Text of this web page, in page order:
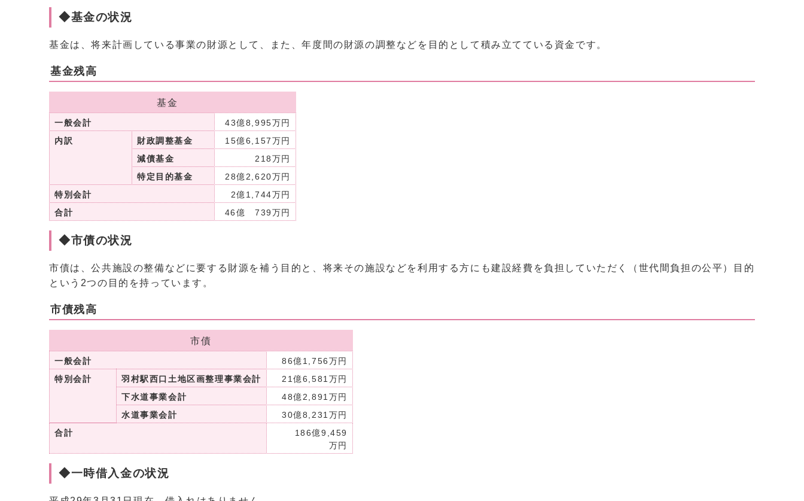
◆基金の状況
基金は、将来計画している事業の財源として、また、年度間の財源の調整などを目的として積み立てている資金です。
基金残高
基金
一般会計
43億8,995万円
内訳
財政調整基金
15億6,157万円
減債基金
218万円
特定目的基金
28億2,620万円
特別会計
2億1,744万円
合計
46億 739万円
◆市債の状況
市債は、公共施設の整備などに要する財源を補う目的と、将来その施設などを利用する方にも建設経費を負担していただく（世代間負担の公平）目的
という2つの目的を持っています。
市債残高
市債
一般会計
86億1,756万円
特別会計
羽村駅西口土地区画整理事業会計
21億6,581万円
下水道事業会計
48億2,891万円
水道事業会計
30億8,231万円
合計
186億9,459
万円
◆一時借入金の状況